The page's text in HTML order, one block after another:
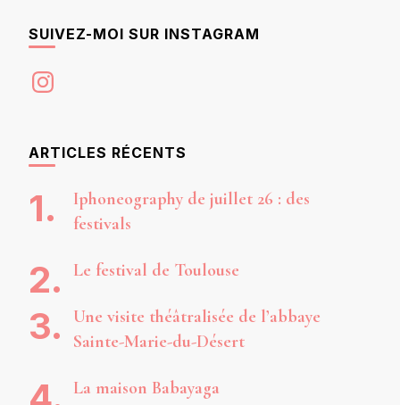
SUIVEZ-MOI SUR INSTAGRAM
Instagram
ARTICLES RÉCENTS
Iphoneography de juillet 26 : des
festivals
Le festival de Toulouse
Une visite théâtralisée de l’abbaye
Sainte-Marie-du-Désert
La maison Babayaga